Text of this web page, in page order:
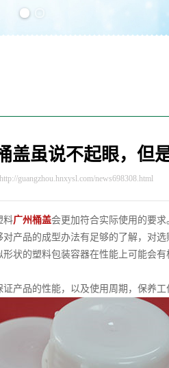
盖虽说不起眼，但
http://guangzhou.hnxysl.com/news698308.html
料广州桶盖会更加符合实际使用的要
产品的成型办法有足够的了解，对选
的塑料包装容器在性能上可能会有
证产品的性能，以及使用周期，保养工